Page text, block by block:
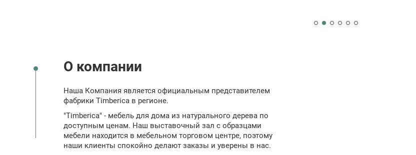
О компании
Наша Компания является официальным представителем
фабрики Timberica в регионе.
"Timberica" - мебель для дома из натурального дерева по
доступным ценам. Наш выставочный зал с образцами
мебели находится в мебельном торговом центре, поэтому
наши клиенты спокойно делают заказы и уверены в нас.